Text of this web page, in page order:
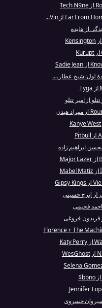
از هایده
اول: شیخ عطار،...
از امیر تتلو
ابراهیم زاده
از ایرج حسینی
احمد فخیمی
فریدون فروغی
سیروان خسروی